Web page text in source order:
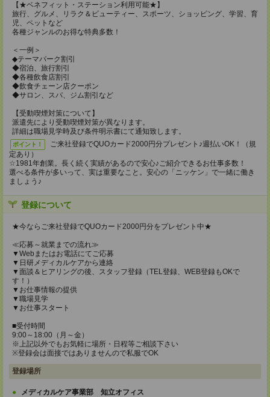
【★ベネフィット・ステーション利用可能★】
旅行、グルメ、リラク＆ビューティー、スポーツ、ショッピング、学習、育
児、ペットなど
各種ジャンルのお得な特典多数！
＜一例＞
◆テーマパーク割引
◆宿泊、旅行割引
◆各種飲食店割引
◆飲食チェーン店クーポン
◆サロン、スパ、ジム割引など
【受動喫煙対策について】
派遣先により受動喫煙対策が異なります。
詳細は職場見学時及び条件明示書にて通知致します。
ポイント！
ご来社登録でQUOカード2000円分プレゼント♪週払いOK！（規
定あり）
☆1981年創業。長く続く実績があるので安心♪ご紹介できるお仕事多数！
選べる条件が多いって、実は重要なこと。安心の「ニッケン」で一緒に働き
ましょう♪
登録について
★今ならご来社登録でQUOカード2000円分をプレゼント中★
≪応募～就業までの流れ≫
▼Webまたはお電話にてご応募
▼日研メディカルケアから連絡
▼面談＆ヒアリングの後、スタッフ登録（TEL登録、WEB登録もOKで
す！）
▼お仕事情報の提供
▼職場見学
▼お仕事スタート
■受付時間
9:00～18:00（月～金）
※上記以外でもお気軽に場所・日程等ご相談下さい
※登録会は面接ではありませんので私服でOK
登録場所
メディカルケア事業部 知立オフィス